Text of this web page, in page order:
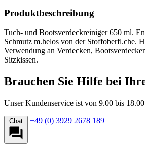
Produktbeschreibung
Tuch- und Bootsverdeckreiniger 650 ml.
Schmutz m.helos von der Stoffoberfl.che.
Verwendung an Verdecken,
Sitzkissen.
Brauchen Sie Hilfe bei
Unser Kundenservice ist von 9.00 bis
Chat +49 (0) 3929 2678 189